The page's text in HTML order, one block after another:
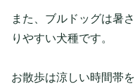
また、ブルドッグは暑
りやすい犬種です。
お散歩は涼しい時間帯